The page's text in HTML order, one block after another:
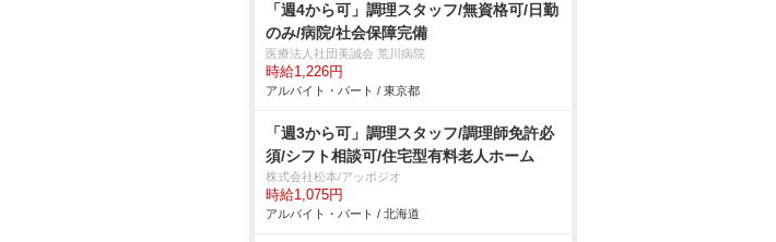
「週4から可」調理スタッフ/無資格可/日勤
のみ/病院/社会保障完備
医療法人社団美誠会 荒川病院
時給1,226円
アルバイト・パート / 東京都
「週3から可」調理スタッフ/調理師免許必
須/シフト相談可/住宅型有料老人ホーム
株式会社松本/アッポジオ
時給1,075円
アルバイト・パート / 北海道